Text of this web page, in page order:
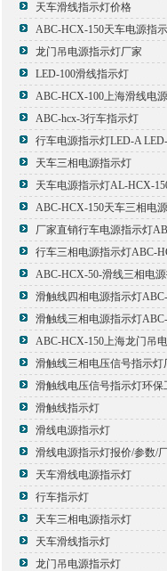
天车滑线指示灯价格
ABC-HCX-150天车电源指
龙门吊电源指示灯厂家
LED-100滑线指示灯
ABC-hcx-3行车指示灯
天车三相电源指示灯
天车电源指示灯AL-HCX-
滑触线三相电压信号指示灯
滑触线电压信号指示灯环保
滑触线指示灯
滑线电源指示灯
滑线电源指示灯报价/参数/
天车滑线电源指示灯
行车指示灯
天车三相电源指示灯
天车滑线指示灯
龙门吊电源指示灯